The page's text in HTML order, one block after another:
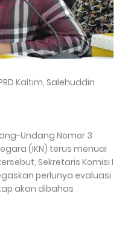
Kaltim, Salehuddin
Undang Nomor 3
(IKN) terus menuai
Sekretaris Komisi I
perlunya evaluasi
akan dibahas